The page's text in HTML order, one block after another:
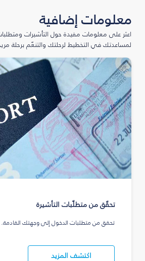
معلومات إضافية
اعثر على معلومات مفيدة حول التأشيرات
لمساعدتك في التخطيط لرحلتك والتنعّم برحلة
تحقّق من متطلّبات التأشيرة
تحقق من متطلبات الدخول إلى وجهتك القادمة.
اكتشف المزيد